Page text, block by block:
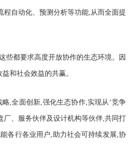
自动化、预测分析等功能,从而全面提
些都要求高度开放协作的生态环境。因
和社会效益的共赢。
,全面创新,强化生态协作,实现从‘竞争
厂、服务伙伴及设计机构等伙伴,共同打
各行各业用户,助力社会可持续发展,协